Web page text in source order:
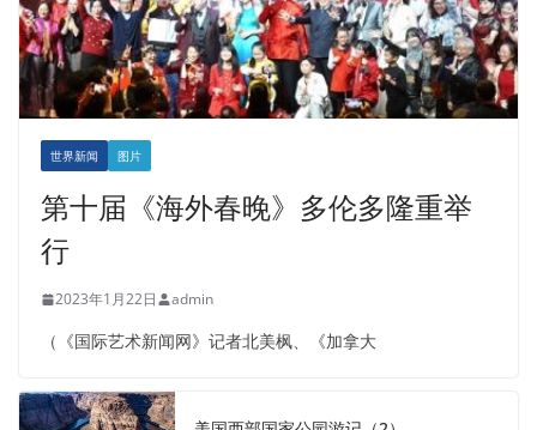
世界新闻 图片
第十届《海外春晚》多伦多隆重举
行
2023年1月22日 admin
（《国际艺术新闻网》记者北美枫、《加拿大